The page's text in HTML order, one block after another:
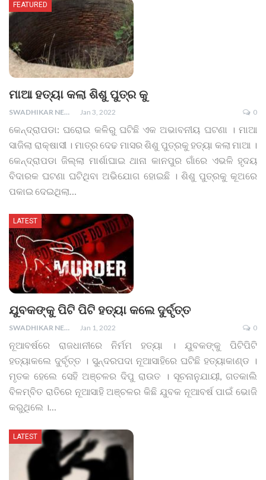
FEATURED
ମାଆ ହତ୍ୟା କଲା ଶିଶୁ ପୁତ୍ର କୁ
SWADHIKAR NEWS Jan 3, 2022 0
କେନ୍ଦ୍ରାପଡା: ଘରୋଇ କଳିରୁ ଘଟିଛି ଏକ ଅଭାବନୀୟ ଘଟଣା । ମାଆ
ସାଜିଲା ରାକ୍ଷାସୀ । ମାତ୍ର ଦେଢ ମାସର ଶିଶୁ ପୁତ୍ରକୁ ହତ୍ୟା କଲା ମାଆ ।
କେନ୍ଦ୍ରାପଡା ଜିଲ୍ଲା ମାର୍ଶାଘାଇ ଥାନା କାନପୁର ଗାଁରେ ଏଭଳି ହୃଦୟ
ବିଦାରକ ଘଟଣା ଘଟିଥିବା ଅଭିଯୋଗ ହୋଇଛି । ଶିଶୁ ପୁତ୍ରକୁ କୂଅରେ
ପକାଇ ଦେଇଥିଲା
LATEST
ଯୁବକଙ୍କୁ ପିଟି ପିଟି ହତ୍ୟା କଲେ ଦୁର୍ବୃତ୍ତ
SWADHIKAR NEWS Jan 1, 2022 0
ନୂଆବର୍ଷରେ ରାଜଧାନୀରେ ନିର୍ମମ ହତ୍ୟା । ଯୁବକଙ୍କୁ ପିଟିପିଟି
ହତ୍ୟାକଲେ ଦୁର୍ବୃତ୍ତ । ସୁନ୍ଦରପଦା ନୂଆସାହିରେ ଘଟିଛି ହତ୍ୟାକାଣ୍ଡ ।
ମୃତକ ହେଲେ ସେହି ଅଞ୍ଚଳର ଦିପୁ ରାଉତ । ସୂଚନାନୁଯାୟୀ, ଗତକାଲି
ବିଳମ୍ବିତ ରାତିରେ ନୂଆସାହି ଅଞ୍ଚଳର କିଛି ଯୁବକ ନୂଆବର୍ଷ ପାଇଁ ଭୋଜି
କରୁଥିଲେ ।…
LATEST